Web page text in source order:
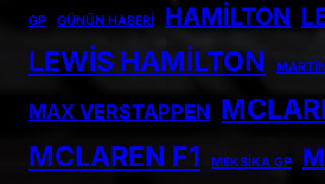
GP GÜNÜN HABERI HAMILTON
LEWIS HAMILTON
MAX VERSTAPPEN
MCLAREN F1
MEKSIKA GP